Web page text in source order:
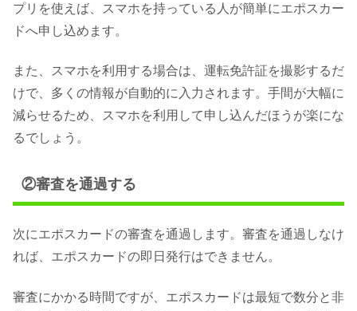
プリを使えば、スマホを持っている人が簡単にエポスカー
ドへ申し込めます。
また、スマホを利用する場合は、運転免許証を撮影するだ
けで、多くの情報が自動的に入力されます。手間が大幅に
減らせるため、スマホを利用して申し込んだほうが楽にな
るでしょう。
②審査を通過する
次にエポスカードの審査を通過します。審査を通過しなけ
れば、エポスカードの即日発行はできません。
審査にかかる時間ですが、エポスカードは最短で数分と非